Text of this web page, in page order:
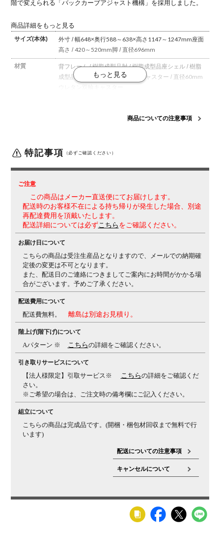
階で変えられる「バックカーブアジャスト機構」を採用しました。
商品詳細をもっと見る
サイズ(本体)
外寸 / 幅648×奥行588～638×高さ1147～1247mm座面
高さ / 420～520mm脚 / 直径696mm
材質 背フレーム / 樹脂成型品肘 / 樹脂成型品座シェル / 樹脂
成型品
脚 / アルミダイキャスト
キャスター / 直径60mm
・バックカーブアジャスト機構(背もたれのカーブを2段
を採用。・前傾機能付き背座シンクロリクライニング
階ピッチ固定可能(4段階)リクライニング強弱調整・
20度、外側20度)・座面高さ調節(ストローク100mm)
座面奥行き調整(ストローク50mm)
生産国 日本
人日本オフィス家具協会(JOIFA)規定に基づく
はこちらの保証ページをご確認ください。
組み立て 完成品
備考 ・異硬度クッション座面前方は太ももを圧迫しないよ
うに柔らかく、後方はお尻をしっかりサポートする硬め
のクッションを採用。・3次元曲面
うな局面が快適な座り心地をサポート・グリーン購入法
適合商品
商品についての注意事項
特記事項 （必ずご確認ください）
ご注意
この商品はメーカー直送便にてお届けします。
配送時のお客様不在による持ち帰りが発生した場合、別途
再配達費用を頂戴いたします。
配送詳細については必ずこちら をご確認ください。
お届け日について
こちらの商品は受注生産品となりますので、メールでの納期確
定後の変更は不可となります。
また、配送日のご連絡につきましてご案内にお時間がかかる場
合がございます。予めご了承ください。
配送費用について
配送費無料。 離島は別途お見積り。
階上げ(階下げ)について
Aパターン ※ こちらの詳細をご確認ください。
引き取りサービスについて
【法人様限定】引取サービス※ こちらの詳細をご確認くだ
さい。
※ご希望の場合は、ご注文時の備考欄にご記入ください。
組立について
こちらの商品は完成品です。(開梱・梱包材回収まで無料で行
います)
配送についての注意事項
キャンセルについて